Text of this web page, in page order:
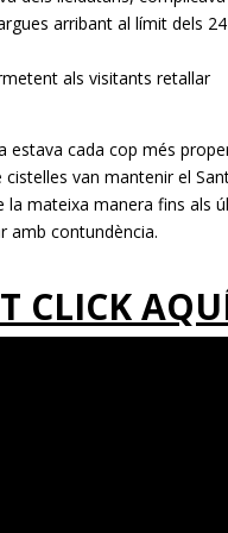
arribant al límit dels 24
als visitants retallar
estava cada cop més
van mantenir el
la mateixa manera fins als
amb contundència.
CLICK